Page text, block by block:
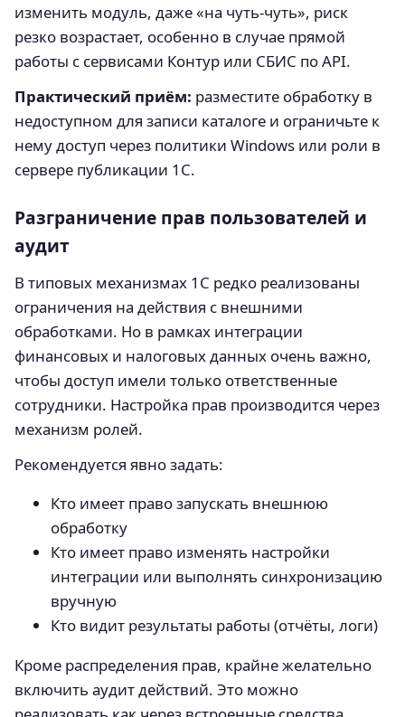
изменить модуль, даже «на чуть-чуть», риск
резко возрастает, особенно в случае прямой
работы с сервисами Контур или СБИС по API.
Практический приём: разместите обработку в
недоступном для записи каталоге и ограничьте к
нему доступ через политики Windows или роли в
сервере публикации 1С.
Разграничение прав пользователей и
аудит
В типовых механизмах 1С редко реализованы
ограничения на действия с внешними
обработками. Но в рамках интеграции
финансовых и налоговых данных очень важно,
чтобы доступ имели только ответственные
сотрудники. Настройка прав производится через
механизм ролей.
Рекомендуется явно задать:
Кто имеет право запускать внешнюю
обработку
Кто имеет право изменять настройки
интеграции или выполнять синхронизацию
вручную
Кто видит результаты работы (отчёты, логи)
Кроме распределения прав, крайне желательно
включить аудит действий. Это можно